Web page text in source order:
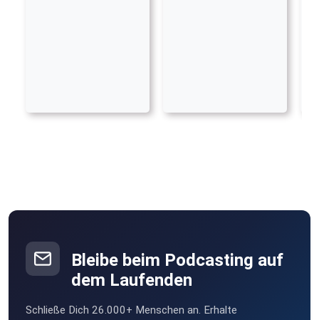
Bleibe beim Podcasting auf
dem Laufenden
Schließe Dich 26.000+ Menschen an. Erhalte